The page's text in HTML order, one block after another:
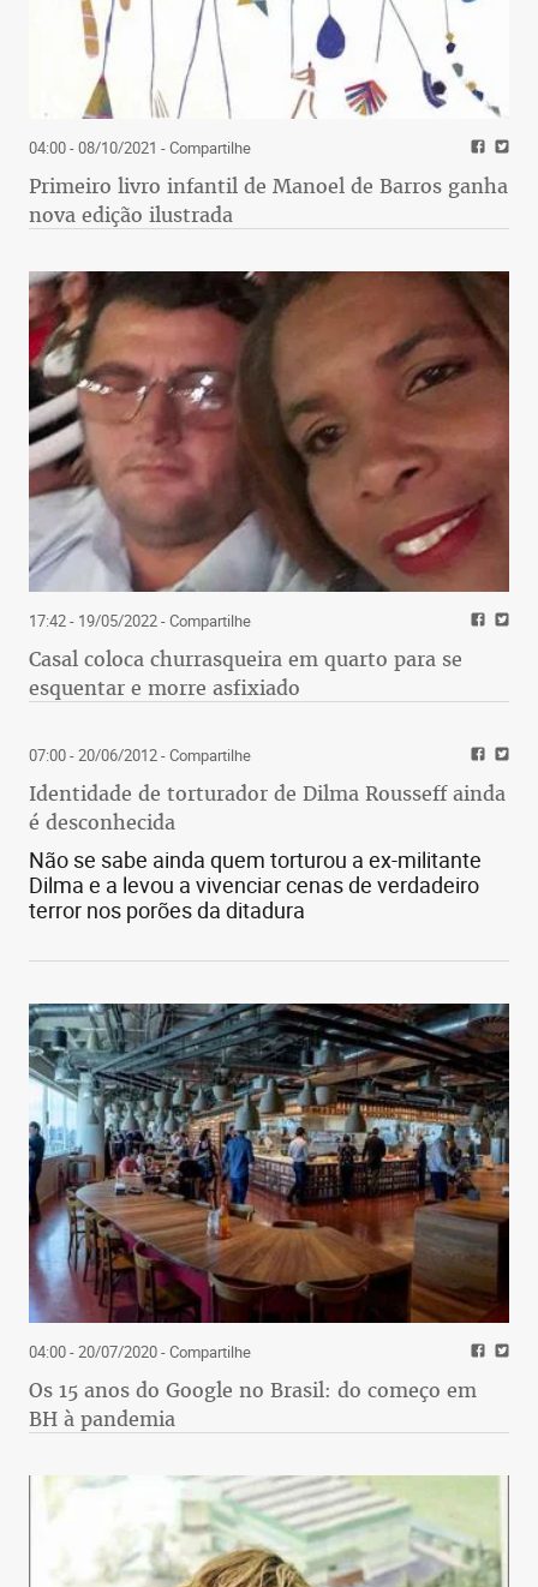
04:00 - 08/10/2021 - Compartilhe
Primeiro livro infantil de Manoel de Barros ganha
nova edição ilustrada
17:42 - 19/05/2022- Compartilhe
Casal coloca churrasqueira em quarto para se
esquentar e morre asfixiado
07:00 - 20/06/2012- Compartilhe
Identidade de torturador de Dilma Rousseff ainda
é desconhecida
Não se sabe ainda quem torturou a ex-militante
Dilma e a levou a vivenciar cenas de verdadeiro
terror nos porões da ditadura
04:00 - 20/07/2020- Compartilhe
Os 15 anos do Google no Brasil: do começo em
BH à pandemia